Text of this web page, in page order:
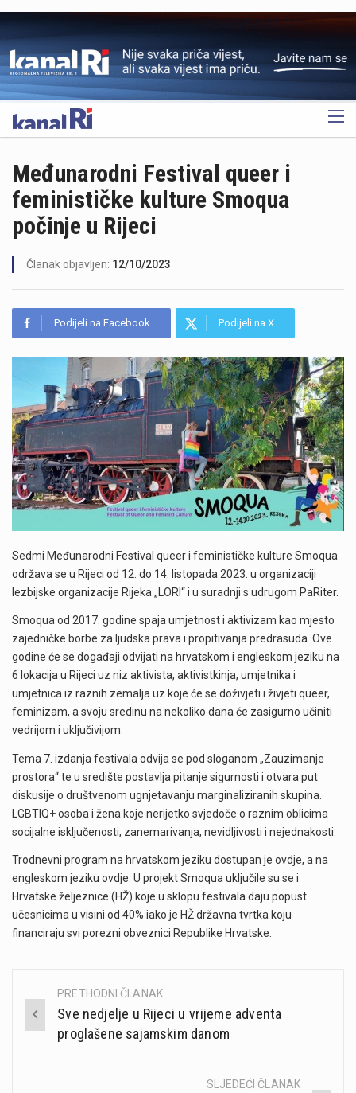
OGLAS
Međunarodni Festival queer i
feminističke kulture Smoqua
počinje u Rijeci
Članak objavljen: 12/10/2023
Podijeli na Facebook Podijeli na X
Sedmi Međunarodni Festival queer i feminističke kulture Smoqua
održava se u Rijeci od 12. do 14. listopada 2023. u organizaciji
lezbijske organizacije Rijeka „LORI“ i u suradnji s udrugom PaRiter.
Smoqua od 2017. godine spaja umjetnost i aktivizam kao mjesto
zajedničke borbe za ljudska prava i propitivanja predrasuda. Ove
godine će se događaji odvijati na hrvatskom i engleskom jeziku na
6 lokacija u Rijeci uz niz aktivista, aktivistkinja, umjetnika i
umjetnica iz raznih zemalja uz koje će se doživjeti i živjeti queer,
feminizam, a svoju sredinu na nekoliko dana će zasigurno učiniti
vedrijom i uključivijom.
Tema 7. izdanja festivala odvija se pod sloganom „Zauzimanje
prostora“ te u središte postavlja pitanje sigurnosti i otvara put
diskusije o društvenom ugnjetavanju marginaliziranih skupina.
LGBTIQ+ osoba i žena koje nerijetko svjedoče o raznim oblicima
socijalne isključenosti, zanemarivanja, nevidljivosti i nejednakosti.
Trodnevni program na hrvatskom jeziku dostupan je ovdje, a na
engleskom jeziku ovdje. U projekt Smoqua uključile su se i
Hrvatske željeznice (HŽ) koje u sklopu festivala daju popust
učesnicima u visini od 40% iako je HŽ državna tvrtka koju
financiraju svi porezni obveznici Republike Hrvatske.
Post
navigation
PRETHODNI ČLANAK
Sve nedjelje u Rijeci u vrijeme adventa
proglašene sajamskim danom
SLJEDEĆI ČLANAK